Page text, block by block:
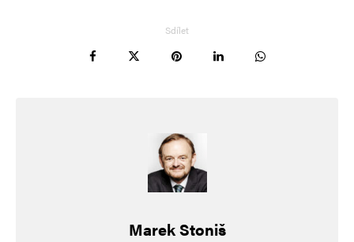
Komunikační karty – co si myslet a co říkat – od
potřebují mít předem dotazy i odpovědi.
Na normální lidi to nefunguje… cha chá
Nemáte kopii té slavné komunikační karty?
Sdílet
Marek Stoniš